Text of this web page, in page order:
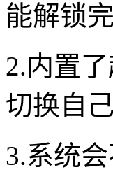
能解锁
2.内置
切换自
3.系统